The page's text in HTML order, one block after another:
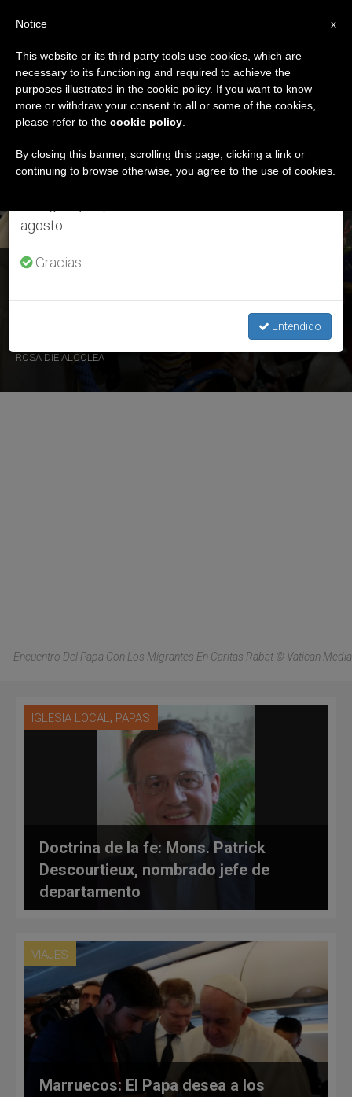
DÍA
Marzo 30th, 2019
ÚLTIMAS NOTICIAS
El Papa se encuentra con migrantes en Caritas de
ROSA DIE ALCOLEA
Encuentro Del Papa Con Los Migrantes En Caritas Rabat © Vatican Media
IGLESIA LOCAL, PAPAS
Doctrina de la fe: Mons. Patrick
Descourtieux, nombrado jefe de
departamento
VIAJES
Marruecos: El Papa desea a los
×
Aviso importante
Del 27 de julio al 7 de agosto haremos la pausa
anual, aprovechando que en el periodo de verano
se generan menos informaciones y también el
agosto.
Gracias.
Entendido
x
Notice
This website or its third party tools use cookies, which are
necessary to its functioning and required to achieve the
purposes illustrated in the cookie policy. If you want to know
more or withdraw your consent to all or some of the cookies,
please refer to the cookie policy
By closing this banner, scrolling this page, clicking a link or
continuing to browse otherwise, you agree to the use of cookies.